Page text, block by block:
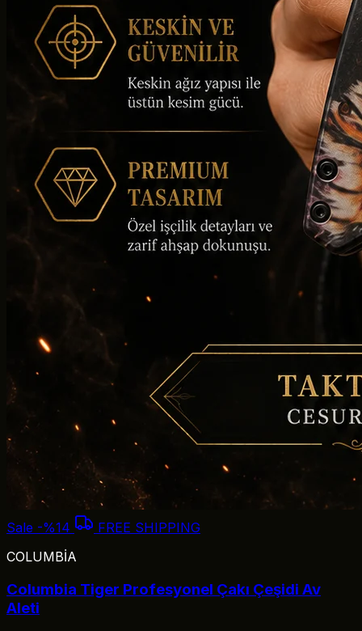
Sale -%14
FREE SHIPPING
COLUMBİA
Columbia Tiger Profesyonel Çakı Çeşidi Av
Aleti